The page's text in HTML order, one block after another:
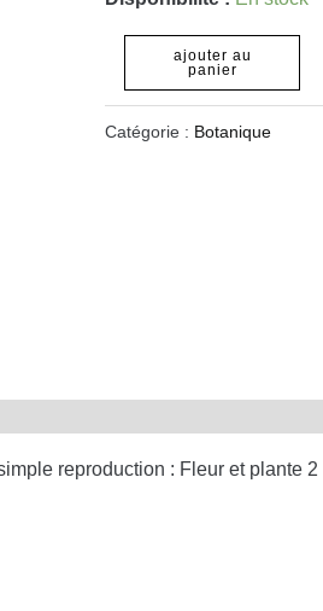
plante
ajouter au
panier
Catégorie : Botanique
reproduction : Fleur et plante 2